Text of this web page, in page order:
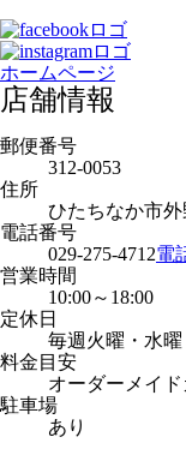
ホームページ
店舗情報
郵便番号
312-0053
住所
ひたちなか市外
電話番号
029-275-4712電
営業時間
10:00～18:00
定休日
毎週火曜・水曜
料金目安
オーダーメイ
駐車場
あり